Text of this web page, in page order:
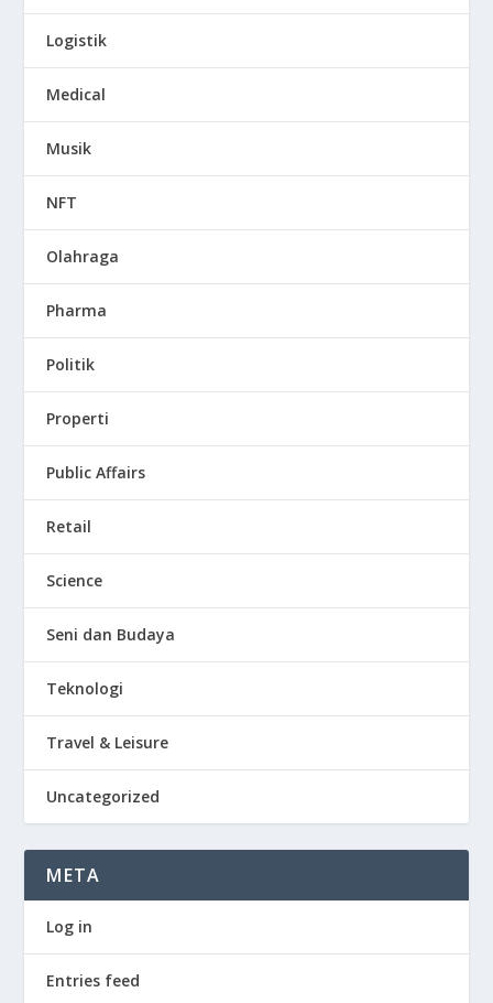
Logistik
Medical
Musik
NFT
Olahraga
Pharma
Politik
Properti
Public Affairs
Retail
Science
Seni dan Budaya
Teknologi
Travel & Leisure
Uncategorized
META
Log in
Entries feed